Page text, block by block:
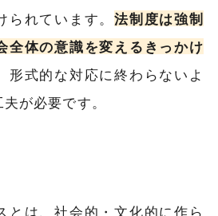
られています。法制度は強制
全体の意識を変えるきっかけ
形式的な対応に終わらないよ
が必要です。
とは、社会的・文化的に作ら